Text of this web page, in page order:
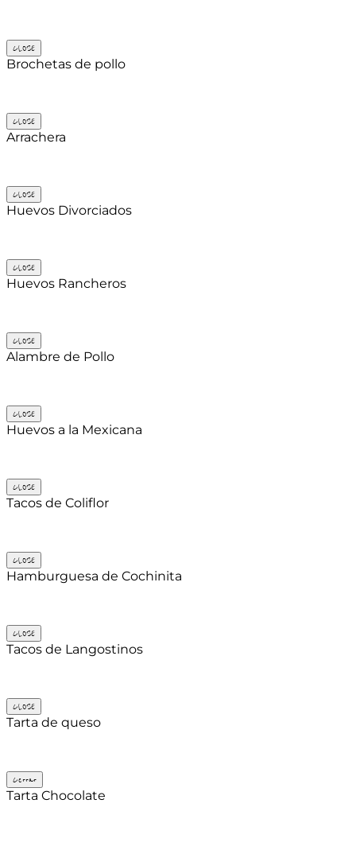
CLOSE
Brochetas de pollo
CLOSE
Arrachera
CLOSE
Huevos Divorciados
CLOSE
Huevos Rancheros
CLOSE
Alambre de Pollo
CLOSE
Huevos a la Mexicana
CLOSE
Tacos de Coliflor
CLOSE
Hamburguesa de Cochinita
CLOSE
Tacos de Langostinos
CLOSE
Tarta de queso
Cerrar
Tarta Chocolate